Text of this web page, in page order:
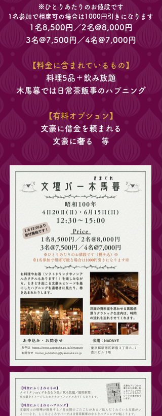
※ひとりあたりのお値段です
1名参加で相席可の場合は1000円引きになります
1名8,500円／2名@8,000円
3名@7,500円／4名@7,000円
【料金に含まれているもの】
料理5品＋飲み放題
木馬暮では日常茶飯事のハプニング
【有料オプション】
文豪に借金を頼まれる
文豪に奢る 等